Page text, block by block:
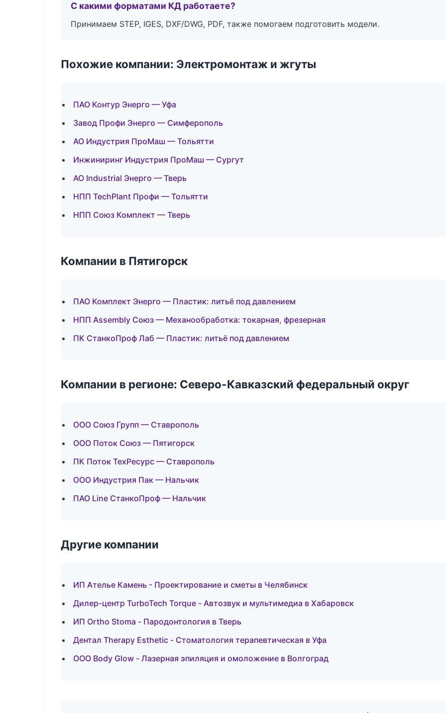
С какими форматами КД работаете?
Принимаем STEP, IGES, DXF/DWG, PDF, также помогаем подготовить модели.
Похожие компании: Электромонтаж и жгуты
ПАО Контур Энерго — Уфа
Завод Профи Энерго — Симферополь
АО Индустрия ПроМаш — Тольятти
Инжиниринг Индустрия ПроМаш — Сургут
АО Industrial Энерго — Тверь
НПП TechPlant Профи — Тольятти
НПП Союз Комплект — Тверь
Компании в Пятигорск
ПАО Комплект Энерго — Пластик: литьё под давлением
НПП Assembly Союз — Механообработка: токарная, фрезерная
ПК СтанкоПроф Лаб — Пластик: литьё под давлением
Компании в регионе: Северо-Кавказский федеральный округ
ООО Союз Групп — Ставрополь
ООО Поток Союз — Пятигорск
ПК Поток ТехРесурс — Ставрополь
ООО Индустрия Пак — Нальчик
ПАО Line СтанкоПроф — Нальчик
Другие компании
ИП Ателье Камень - Проектирование и сметы в Челябинск
Дилер-центр TurboTech Torque - Автозвук и мультимедиа в Хабаровск
ИП Ortho Stoma - Пародонтология в Тверь
Дентал Therapy Esthetic - Стоматология терапевтическая в Уфа
ООО Body Glow - Лазерная эпиляция и омоложение в Волгоград